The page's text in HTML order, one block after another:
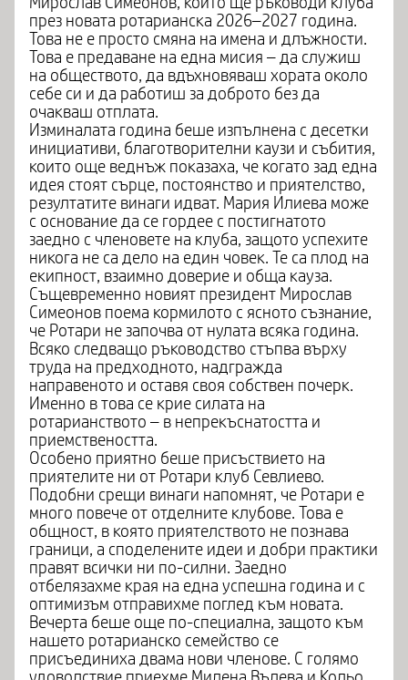
през новата ротарианска 2026–2027 година.
Това не е просто смяна на имена и длъжности.
Това е предаване на една мисия – да служиш
на обществото, да вдъхновяваш хората около
себе си и да работиш за доброто без да
очакваш отплата.
Изминалата година беше изпълнена с десетки
инициативи, благотворителни каузи и събития,
които още веднъж показаха, че когато зад една
идея стоят сърце, постоянство и приятелство,
резултатите винаги идват. Мария Илиева може
с основание да се гордее с постигнатото
заедно с членовете на клуба, защото успехите
никога не са дело на един човек. Те са плод на
екипност, взаимно доверие и обща кауза.
Същевременно новият президент Мирослав
Симеонов поема кормилото с ясното съзнание,
че Ротари не започва от нулата всяка година.
Всяко следващо ръководство стъпва върху
труда на предходното, надгражда
направеното и оставя своя собствен почерк.
Именно в това се крие силата на
ротарианството – в непрекъснатостта и
приемствеността.
Особено приятно беше присъствието на
приятелите ни от Ротари клуб Севлиево.
Подобни срещи винаги напомнят, че Ротари е
много повече от отделните клубове. Това е
общност, в която приятелството не познава
граници, а споделените идеи и добри практики
правят всички ни по-силни. Заедно
отбелязахме края на една успешна година и с
оптимизъм отправихме поглед към новата.
Вечерта беше още по-специална, защото към
нашето ротарианско семейство се
присъединиха двама нови членове. С голямо